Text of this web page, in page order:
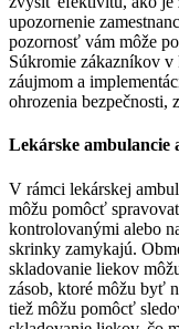
upozornenie
pozornosť vám môže
Súkromie zákazníkov
záujmom a
ohrozenia bezpečnosti,
Lekárske ambulancie
V rámci lekárskej
môžu pomôcť
kontrolovanými alebo
skrinky zamykajú.
skladovanie liekov
zásob, ktoré môžu byť
tiež môžu pomôcť